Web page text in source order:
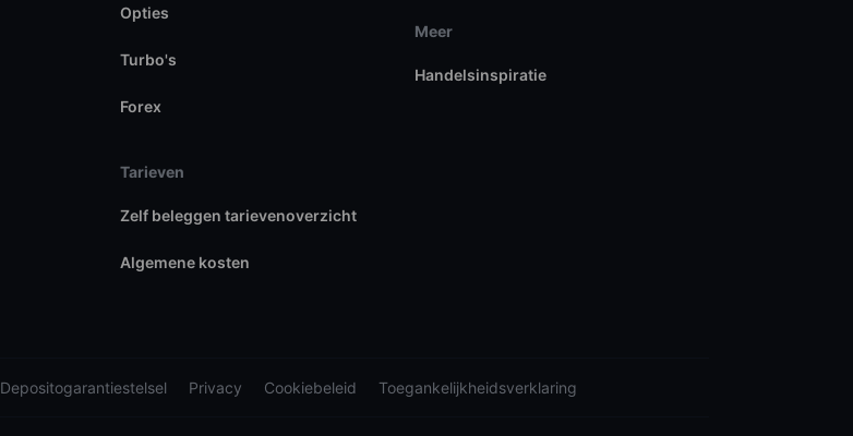
Opties
Turbo's
Forex
Tarieven
Zelf beleggen tarievenoverzicht
Algemene kosten
Meer
Handelsinspiratie
Depositogarantiestelsel Privacy Cookiebeleid Toegankelijkheidsverklaring